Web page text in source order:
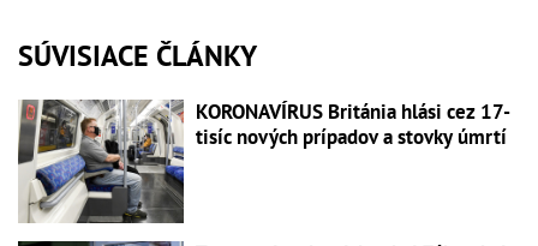
SÚVISIACE ČLÁNKY
KORONAVÍRUS Británia hlási cez 17-
tisíc nových prípadov a stovky úmrtí